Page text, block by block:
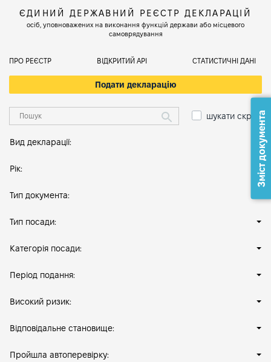
ЄДИНИЙ ДЕРЖАВНИЙ РЕЄСТР ДЕКЛАРАЦІЙ
осіб, уповноважених на виконання функцій держави або місцевого
самоврядування
ПРО РЕЄСТР ВІДКРИТИЙ АРІ СТАТИСТИЧНІ ДАНІ
Подати декларацію
шукати скрізь
Вид декларації:
Рік:
Тип документа:
Тип посади:
Категорія посади:
Період подання:
Високий ризик:
Відповідальне становище:
Пройшла автоперевірку:
Зміст документа